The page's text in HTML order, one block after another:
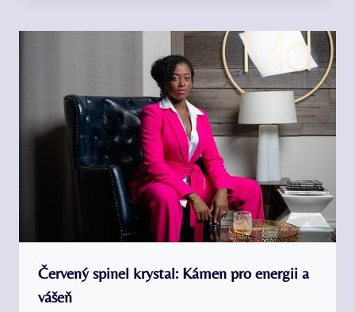
Červený spinel krystal: Kámen pro energii a
vášeň